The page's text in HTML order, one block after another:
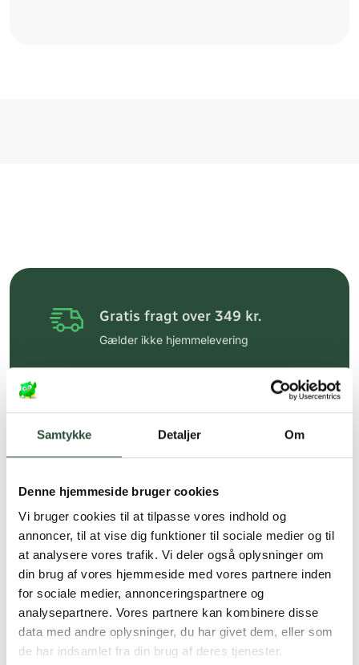
Samtykke Detaljer Om
Denne hjemmeside bruger cookies
Vi bruger cookies til at tilpasse vores indhold og
annoncer, til at vise dig funktioner til sociale medier og til
at analysere vores trafik. Vi deler også oplysninger om
din brug af vores hjemmeside med vores partnere inden
for sociale medier, annonceringspartnere og
analysepartnere. Vores partnere kan kombinere disse
data med andre oplysninger, du har givet dem, eller som
de har indsamlet fra din brug af deres tjenester.
Gratis fragt over 349 kr.
Gælder ikke hjemmelevering
Hurtig levering (30 min. i Kbh)
Faste lave priser*
*Gælder ikke ernæringsprodukter.
Stort udvalg af kendte
produkter
Vi tilbyder et stort udvalg af kendte
cremer, vitaminer og andre spændende
produkter – altid til fast lav pris.